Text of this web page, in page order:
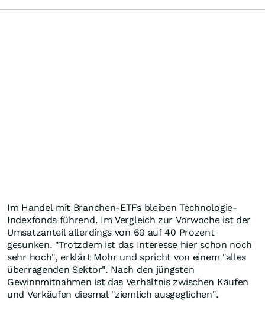
Im Handel mit Branchen-ETFs bleiben Technologie-
Indexfonds führend. Im Vergleich zur Vorwoche ist der
Umsatzanteil allerdings von 60 auf 40 Prozent
gesunken. "Trotzdem ist das Interesse hier schon noch
sehr hoch", erklärt Mohr und spricht von einem "alles
überragenden Sektor". Nach den jüngsten
Gewinnmitnahmen ist das Verhältnis zwischen Käufen
und Verkäufen diesmal "ziemlich ausgeglichen".